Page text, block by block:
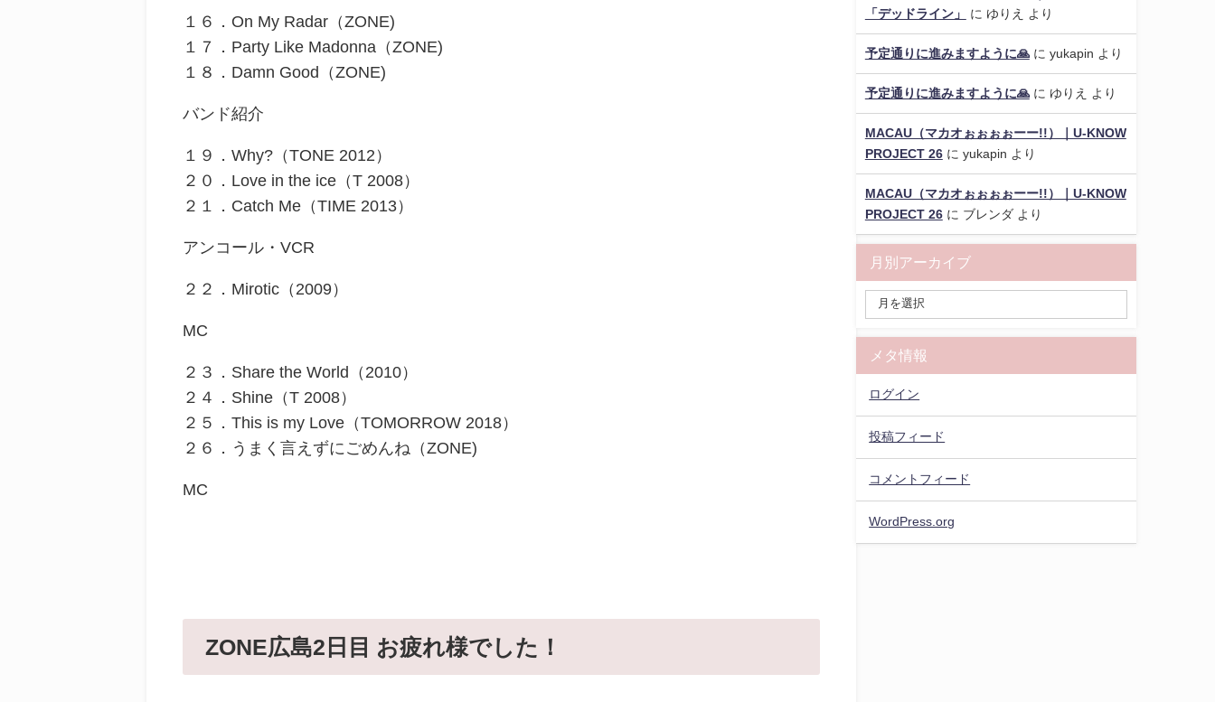
１６．On My Radar（ZONE)
１７．Party Like Madonna（ZONE)
１８．Damn Good（ZONE)
バンド紹介
１９．Why?（TONE 2012）
２０．Love in the ice（T 2008）
２１．Catch Me（TIME 2013）
アンコール・VCR
２２．Mirotic（2009）
MC
２３．Share the World（2010）
２４．Shine（T 2008）
２５．This is my Love（TOMORROW 2018）
２６．うまく言えずにごめんね（ZONE)
MC
ZONE広島2日目 お疲れ様でした！
「デッドライン」 に ゆりえ より
予定通りに進みますように🙏に yukapin より
予定通りに進みますように🙏に ゆりえ より
MACAU（マカオぉぉぉぉーー!!）｜U-KNOW
PROJECT 26に yukapin より
MACAU（マカオぉぉぉぉーー!!）｜U-KNOW
PROJECT 26に ブレンダより
月別アーカイブ
メタ情報
ログイン
投稿フィード
コメントフィード
WordPress.org